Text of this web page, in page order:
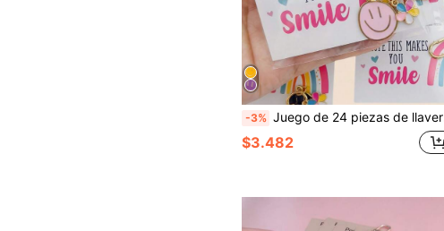
-3% Juego de 24 piezas de llaveros de cara sonriente colorida y tarjetas de aliento - El juego incluye (8 llaveros de cara sonriente + 8 tarjetas + 8 bolsas de embalaje de tarjetas), llavero de metal con colgante de cara sonriente de dibujos animados de flores coloridas, adecuado para accesorios de decoración de bolsos/llaves de coche, estructura de metal duradera, colgante de bolso - Paquete de regalo de llaveros para fiestas, regalo de Acción de Gracias, regreso a la escuela, boda, cumpleaños, Navidad, regalo para maestros, regalo de graduación, regalo de incorporación de empleados
$3.482